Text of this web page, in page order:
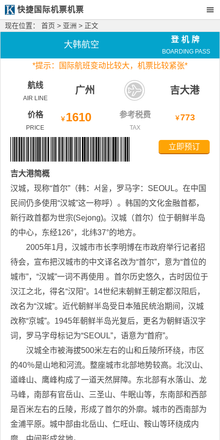
快捷国际机票机票
现在位置： 首页 > 亚洲 > 正文
大韩航空
登机牌
BOARDING PASS
*提示：国际航班变动比较大， 机票比较紧张*
航线
AIR LINE
广州 吉大港
价格
PRICE
￥ 1610 参考税费
TAX
￥773
立即预订
吉大港简概
汉城，现称“首尔”（韩：서울，罗马字：SEOUL。在中国
民间仍多使用“汉城”这一称呼）。韩国的文化金融首都，
新行政首都为世宗(Sejong)。汉城（首尔）位于朝鲜半岛
的中心，东经126°，北纬37°的地方。
2005年1月，汉城市市长李明博在市政府举行记者招
待会，宣布把汉城市的中文译名改为“首尔”，意为“首位的
城市”，“汉城”一词不再使用 。首尔历史悠久，古时因位于
汉江之北，得名“汉阳”。14世纪末朝鲜王朝定都汉阳后，
改名为“汉城”。近代朝鲜半岛受日本殖民统治期间，汉城
改称“京城”。1945年朝鲜半岛光复后，更名为朝鲜语汉字
词，罗马字母标记为“SEOUL”，语意为“首府”。
汉城全市被海拔500米左右的山和丘陵所环绕，市区
的40％是山地和河流。整座城市北部地势较高。北汉山、
道峰山、鹰峰构成了一道天然屏障。东北部有水落山、龙
马峰，南部有官岳山、三圣山、牛眠山等，东南部和西部
是百米左右的丘陵，形成了首尔的外廓。城市的西南部为
金浦平原。城中部由北岳山、仁旺山、鞍山等环绕成内